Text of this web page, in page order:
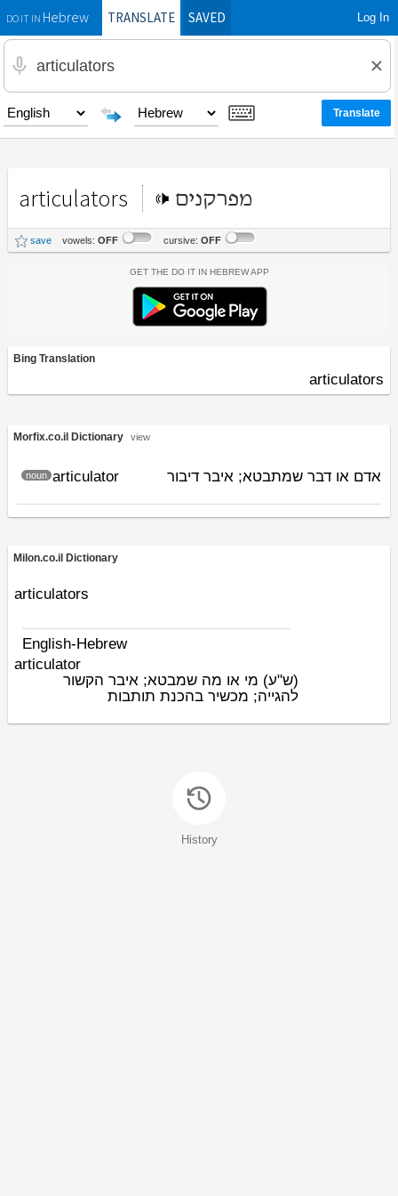
DO IT INHebrewTRANSLATE SAVED Log In
articulators מפרקנים
save vowels: OFF cursive: OFF
Get the Do It In Hebrew App
Bing Translation
articulators
Morfix.co.il Dictionary view
articulator
noun אדם או דבר שמתבטא; איבר דיבור
Milon.co.il Dictionary
articulators
English-Hebrew
articulator
(ש"ע) מי או מה שמבטא; איבר הקשור
להגייה; מכשיר בהכנת תותבות
History